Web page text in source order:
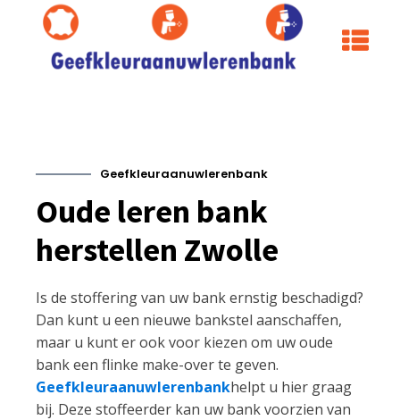
Geefkleuraanuwlerenbank
Oude leren bank
herstellen Zwolle
Is de stoffering van uw bank ernstig beschadigd?
Dan kunt u een nieuwe bankstel aanschaffen,
maar u kunt er ook voor kiezen om uw oude
bank een flinke make-over te geven.
Geefkleuraanuwlerenbankhelpt u hier graag
bij. Deze stoffeerder kan uw bank voorzien van